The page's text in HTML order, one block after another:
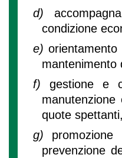
d)
condizione
e)
mantenimento
f) gestione e
manutenzione
quote
g)
prevenzione